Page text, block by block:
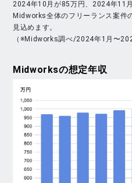
2024年10月が85万円、2024年11
Midworks全体のフリーランス案件
見込めます。
（※Midworks調べ/2024年1月〜
Midworksの想定年収